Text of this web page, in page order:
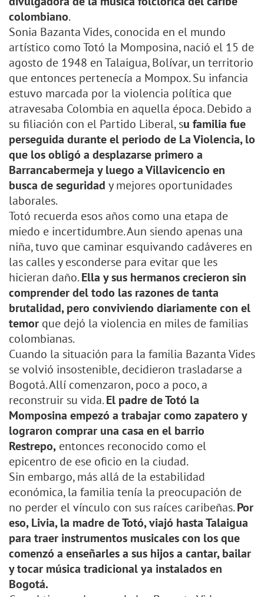
colombiano.
Sonia Bazanta Vides, conocida en el mundo
artístico como Totó la Momposina, nació el 15 de
agosto de 1948 en Talaigua, Bolívar, un territorio
que entonces pertenecía a Mompox. Su infancia
estuvo marcada por la violencia política que
atravesaba Colombia en aquella época. Debido a
su filiación con el Partido Liberal, su familia fue
perseguida durante el periodo de La Violencia, lo
que los obligó a desplazarse primero a
Barrancabermeja y luego a Villavicencio en
busca de seguridad y mejores oportunidades
laborales.
Totó recuerda esos años como una etapa de
miedo e incertidumbre. Aun siendo apenas una
niña, tuvo que caminar esquivando cadáveres en
las calles y esconderse para evitar que les
hicieran daño.Ella y sus hermanos crecieron sin
comprender del todo las razones de tanta
brutalidad, pero conviviendo diariamente con el
temor que dejó la violencia en miles de familias
colombianas.
Cuando la situación para la familia Bazanta Vides
se volvió insostenible, decidieron trasladarse a
Bogotá. Allí comenzaron, poco a poco, a
reconstruir su vida.El padre de Totó la
Momposina empezó a trabajar como zapatero y
lograron comprar una casa en el barrio
Restrepo, entonces reconocido como el
epicentro de ese oficio en la ciudad.
Sin embargo, más allá de la estabilidad
económica, la familia tenía la preocupación de
no perder el vínculo con sus raíces caribeñas.Por
eso, Livia, la madre de Totó, viajó hasta Talaigua
para traer instrumentos musicales con los que
comenzó a enseñarles a sus hijos a cantar, bailar
y tocar música tradicional ya instalados en
Bogotá.